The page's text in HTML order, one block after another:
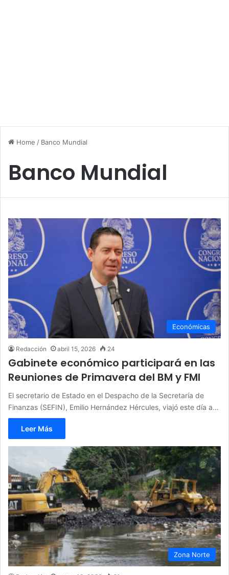
Home / Banco Mundial
Banco Mundial
Económicas
Redacción abril 15, 2026 24
Gabinete económico participará en las
Reuniones de Primavera del BM y FMI
El secretario de Estado en el Despacho de la Secretaría de
Finanzas (SEFIN), Emilio Hernández Hércules, viajó este día a…
Leer Más
Zona Norte